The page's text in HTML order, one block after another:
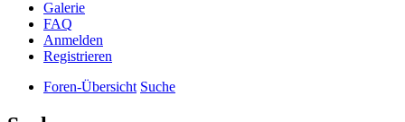
Galerie
FAQ
Anmelden
Registrieren
Foren-Übersicht Suche